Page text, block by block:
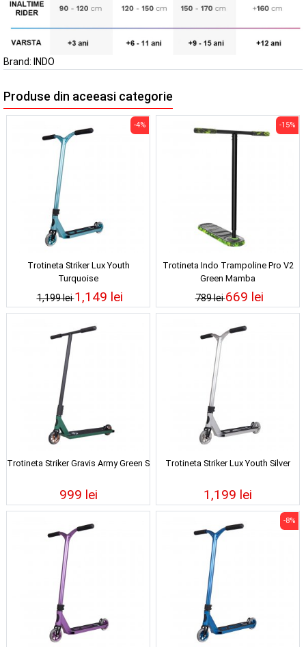
Brand: INDO
Produse din aceeasi categorie
Trotineta Striker Lux Youth
Turquoise
1,199 lei
-4%
1,149 lei
Trotineta Indo Trampoline Pro V2
Green Mamba
789 lei
-15%
669 lei
Trotineta Striker Gravis Army Green S
999 lei
Trotineta Striker Lux Youth Silver
1,199 lei
-8%